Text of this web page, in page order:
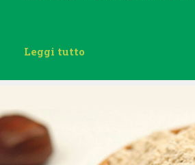
Leggi tutto